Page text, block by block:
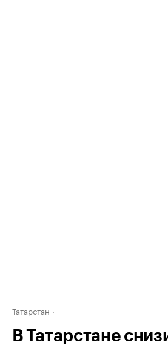
Татарстан
В Татарстане